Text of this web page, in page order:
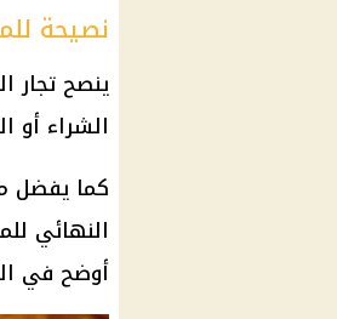
نصيحة
ينصح تجار
الشراء أو
كما يفضل
النهائي
أوضح في